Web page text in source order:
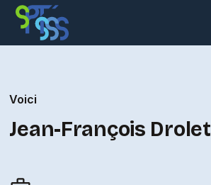
Voici
Jean-François Drolet